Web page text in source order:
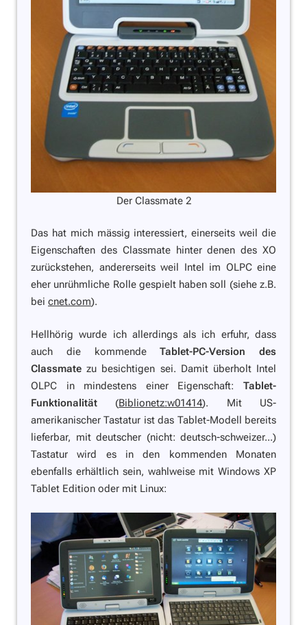
Der Classmate 2
Das hat mich mässig interessiert, einerseits weil die
Eigenschaften des Classmate hinter denen des XO
zurückstehen, andererseits weil Intel im OLPC eine
eher unrühmliche Rolle gespielt haben soll (siehe z.B.
bei cnet.com).
Hellhörig wurde ich allerdings als ich erfuhr, dass
auch die kommendeTablet-PC-Version des
Classmate zu besichtigen sei. Damit überholt Intel
OLPC in mindestens einer Eigenschaft: Tablet-
Funktionalität (Biblionetz:w01414). Mit US-
amerikanischer Tastatur ist das Tablet-Modell bereits
lieferbar, mit deutscher (nicht: deutsch-schweizer...)
Tastatur wird es in den kommenden Monaten
ebenfalls erhältlich sein, wahlweise mit Windows XP
Tablet Edition oder mit Linux: